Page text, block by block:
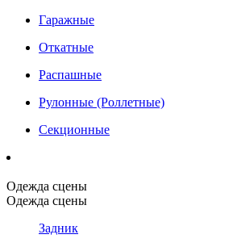
Гаражные
Откатные
Распашные
Рулонные (Роллетные)
Секционные
Одежда сцены
Одежда сцены
Задник